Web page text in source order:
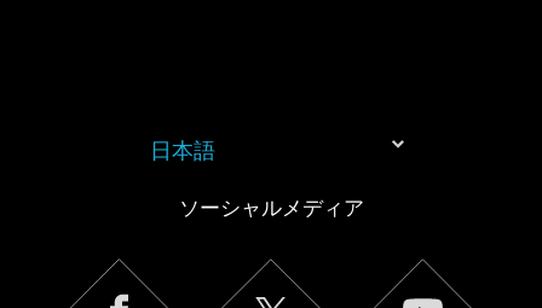
日本語
ソーシャルメディア